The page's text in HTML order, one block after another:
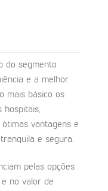
do segmento
e a melhor
mais básico os
hospitais,
vantagens e
e segura.
pelas opções
no valor de